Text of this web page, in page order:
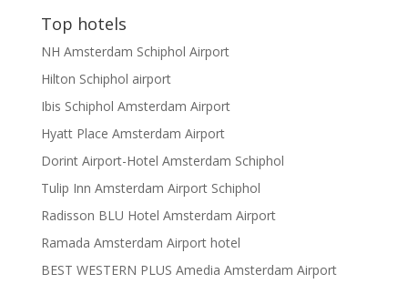
Top hotels
NH Amsterdam Schiphol Airport
Hilton Schiphol airport
Ibis Schiphol Amsterdam Airport
Hyatt Place Amsterdam Airport
Dorint Airport-Hotel Amsterdam Schiphol
Tulip Inn Amsterdam Airport Schiphol
Radisson BLU Hotel Amsterdam Airport
Ramada Amsterdam Airport hotel
BEST WESTERN PLUS Amedia Amsterdam Airport